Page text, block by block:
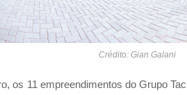
Crédito: Gian Galani
os 11 empreendimentos do Grupo